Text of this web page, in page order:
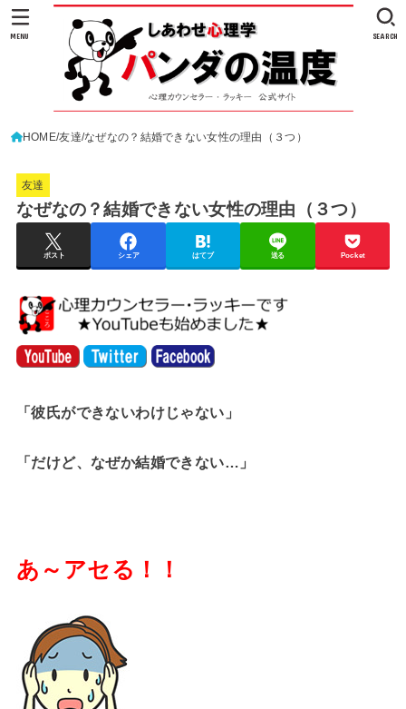
SEARCH
MENU
HOME 友達 なぜなの？結婚できない女性の理由（３つ）
友達
なぜなの？結婚できない女性の理由（３つ）
ポスト シェア はてブ 送る Pocket
「彼氏ができないわけじゃない」
「だけど、なぜか結婚できない…」
あ～アセる！！